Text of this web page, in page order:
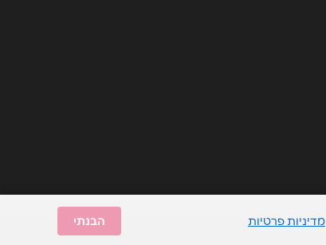
מדיניות פרטיות הבנתי